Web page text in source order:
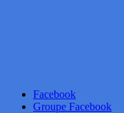
Facebook
Groupe Facebook